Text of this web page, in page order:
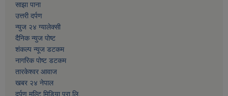
साझा पाना
उत्तरी दर्पण
न्युज २४ ग्यालेक्सी
दैनिक न्युज पोष्ट
शंकल्प न्यूज डटकम
नागरिक पोष्ट डटकम
तारकेश्वर आवाज
खबर २४ नेपाल
दर्पण मल्टि मिडिया प्रा.लि.